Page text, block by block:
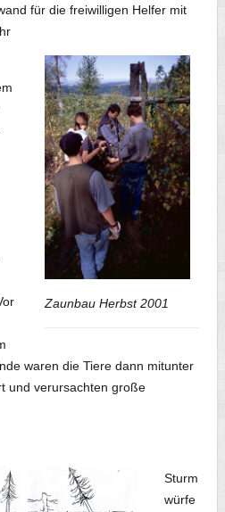
für die freiwilligen Helfer mit
Zaunbau Herbst 2001
waren die Tiere dann mitunter
und verursachten große
Sturm
würfe